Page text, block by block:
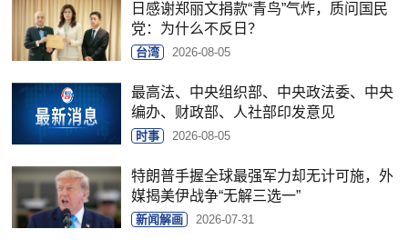
日感谢郑丽文捐款“青鸟”气炸，质问国民
党：为什么不反日？
台湾 2026-08-05
最高法、中央组织部、中央政法委、中央
编办、财政部、人社部印发意见
时事 2026-08-05
特朗普手握全球最强军力却无计可施，外
媒揭美伊战争“无解三选一”
新闻解画 2026-07-31